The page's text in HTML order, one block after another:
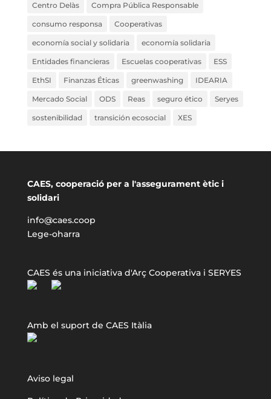
Centro Delàs Compra Pública Responsable
consumo responsa Cooperativas
economía social y solidaria economía solidaria
Entidades financieras Escuelas cooperativas ESS
EthSI Finanzas Éticas greenwashing IDEARIA
Mercado Social ODS Reas seguro ético Seryes
sostenibilidad transición ecosocial XES
CAES, cooperació per a l'assegurament ètic i
solidari
info@caes.coop
Lege-oharra
CAES és una iniciativa d'Arç Cooperativa i SERYES
Amb el suport de CAES Itàlia
Aviso legal